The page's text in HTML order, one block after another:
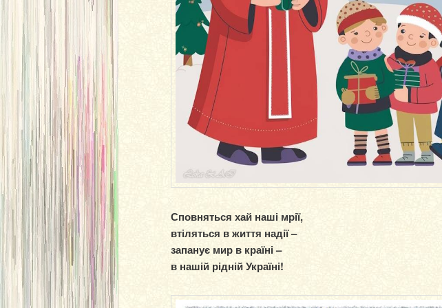
Сповняться хай наші мрії,
втіляться в життя надії –
запанує мир в країні –
в нашій рідній Україні!